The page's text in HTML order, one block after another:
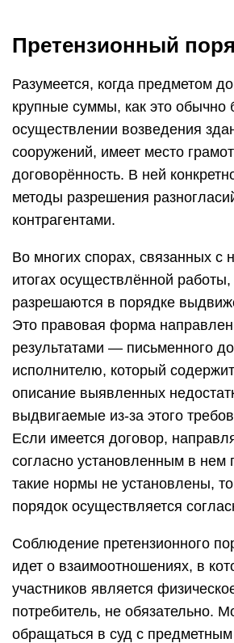
Претензионный
Разумеется, когда предметом
крупные суммы, как это обычно
осуществлении возведения
сооружений, имеет место
договорённость. В ней
методы разрешения
контрагентами.
Во многих спорах, связанных с
итогах осуществлённой работы,
разрешаются в порядке
Это правовая форма
результатами — письменного
исполнителю, который
описание выявленных
выдвигаемые из-за этого
Если имеется договор,
согласно установленным в нем
такие нормы не установлены,
порядок осуществляется
Соблюдение претензионного
идет о взаимоотношениях, в
участников является
потребитель, не обязательно.
обращаться в суд с